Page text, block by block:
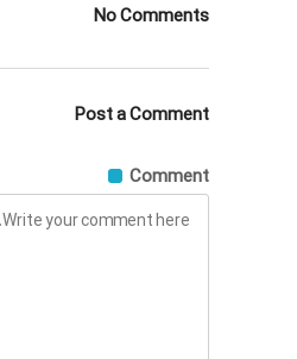
No Comments
Post a Comment
Comment